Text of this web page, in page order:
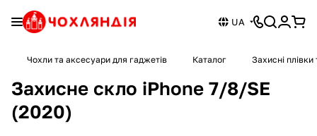
UA
Чохли та аксесуари для гаджетів Каталог Захисні
Захисне скло iPhone 7/8/SE
(2020)